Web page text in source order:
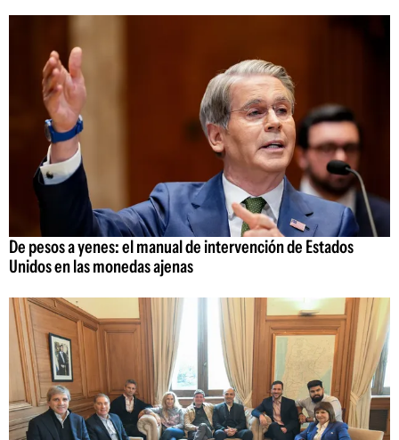
De pesos a yenes: el manual de intervención de Estados
Unidos en las monedas ajenas